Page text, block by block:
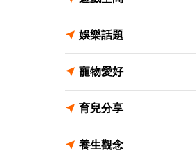
娛樂話題
寵物愛好
育兒分享
養生觀念